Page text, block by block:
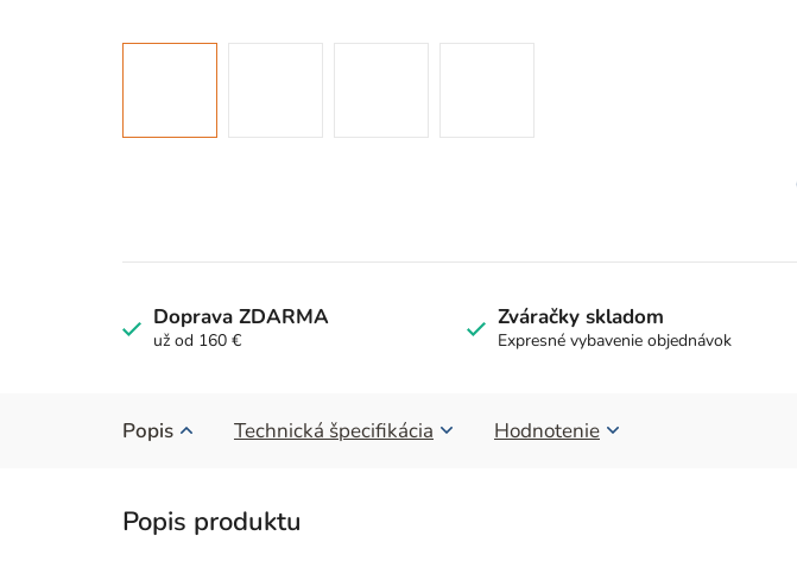
Doprava ZDARMA
už od 160 €
Zváračky skladom
Expresné vybavenie objednávok
Popis Technická špecifikácia Hodnotenie